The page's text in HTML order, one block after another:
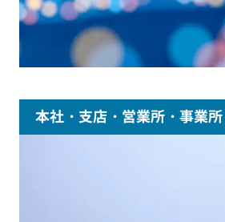
本社・支店・営業所・事業所